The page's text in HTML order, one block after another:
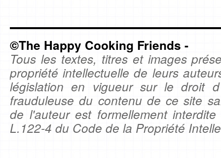
©The Happy Cooking Friends -
Tous les textes, titres et images
propriété intellectuelle de leurs
législation en vigueur sur le droit
frauduleuse du contenu de ce site
de l'auteur est formellement
L.122-4 du Code de la Propriété